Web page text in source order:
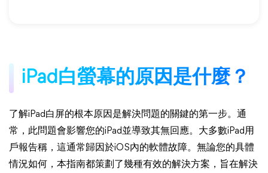
iPad白螢幕的原因是什麼？
了解iPad白屏的根本原因是解決問題的關鍵的第一步。通
常，此問題會影響您的iPad並導致其無回應。大多數iPad用
戶報告稱，這通常歸因於iOS內的軟體故障。無論您的具體
情況如何，本指南都策劃了幾種有效的解決方案，旨在解決